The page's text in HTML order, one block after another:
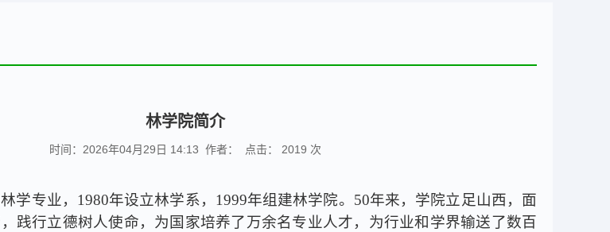
林学院简介
时间：2026年04月29日 14:13 作者： 点击： 2019 次
学专业， 1980年设立林学系， 1999年组建林学院。 50年来，学院立足山西，面
践行立德树人使命，为国家培养了万余名专业人才，为行业和学界输送了数百